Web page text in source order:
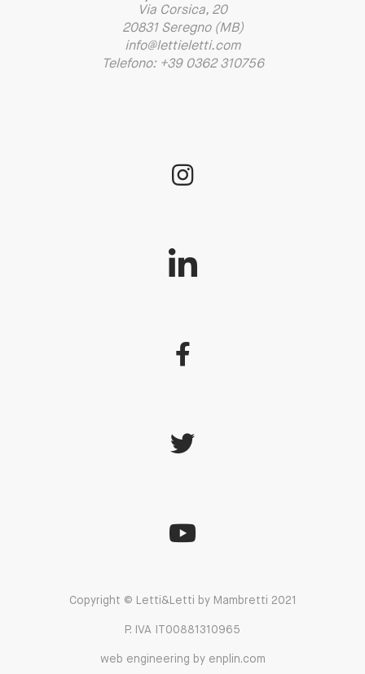
Via Corsica, 20
20831 Seregno (MB)
info@lettieletti.com
Telefono: +39 0362 310756
Copyright © Letti&Letti by Mambretti 2021
P. IVA IT00881310965
web engineering by enplin.com